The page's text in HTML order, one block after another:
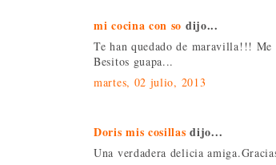
mi cocina con so dijo...
Te han quedado de maravilla!!!
Besitos guapa...
martes, 02 julio, 2013
Doris mis cosillas dijo...
Una verdadera delicia